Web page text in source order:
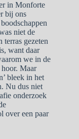
in Monforte
bij ons
niet de
terras gezeten
want daar
we in de
hoor. Maar
bleek in het
Nu dus niet
onderzoek
over een paar